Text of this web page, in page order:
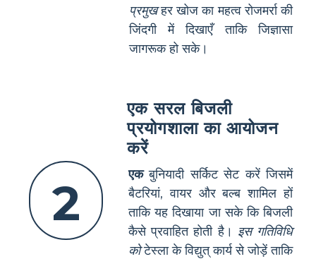
प्रमुखहर खोज का महत्व रोजमर्रा की
जिंदगी में दिखाएँ ताकि जिज्ञासा
जागरूक हो सके।
2
एक सरल बिजली
प्रयोगशाला का आयोजन
करें
एकबुनियादी सर्किट सेट करें जिसमें
बैटरियां, वायर और बल्ब शामिल हों
ताकि यह दिखाया जा सके कि बिजली
कैसे प्रवाहित होती है। इस गतिविधि
कोटेस्ला के विद्युत् कार्य से जोड़ें ताकि